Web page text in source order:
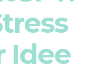
Eltern-
Idee